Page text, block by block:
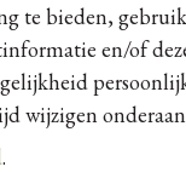
te bieden,
en/of
wijzigen
.